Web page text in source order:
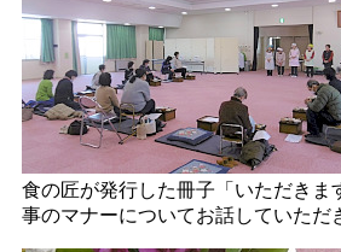
食の匠が発行した冊子「いただきま
事のマナーについてお話していただ